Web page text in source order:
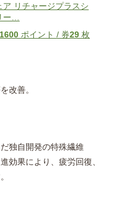
ア リチャージプラスシ
ー
ポイント / 券29 枚
改善。
独自開発の特殊繊維
効果により、疲労回復、